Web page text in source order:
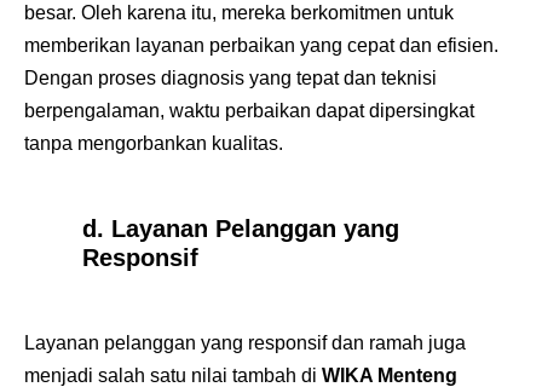
besar. Oleh karena itu, mereka berkomitmen untuk
memberikan layanan perbaikan yang cepat dan efisien.
Dengan proses diagnosis yang tepat dan teknisi
berpengalaman, waktu perbaikan dapat dipersingkat
tanpa mengorbankan kualitas.
d. Layanan Pelanggan yang
Responsif
Layanan pelanggan yang responsif dan ramah juga
menjadi salah satu nilai tambah di WIKA Menteng